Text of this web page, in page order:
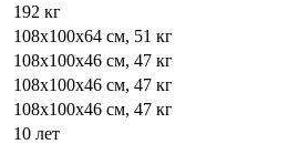
192 кг
108х100х64 см, 51 кг
108х100х46 см, 47 кг
108х100х46 см, 47 кг
108х100х46 см, 47 кг
10 лет